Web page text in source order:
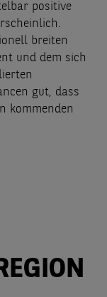
positive
breiten
und dem sich
gut, dass
kommenden